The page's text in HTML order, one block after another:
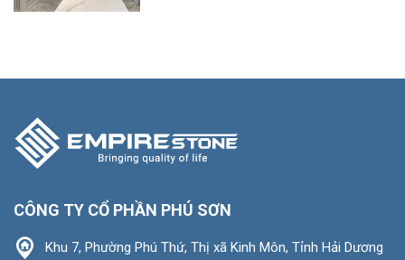
CÔNG TY CỔ PHẦN PHÚ SƠN
Khu 7, Phường Phú Thứ, Thị xã Kinh Môn, Tỉnh Hải Dương